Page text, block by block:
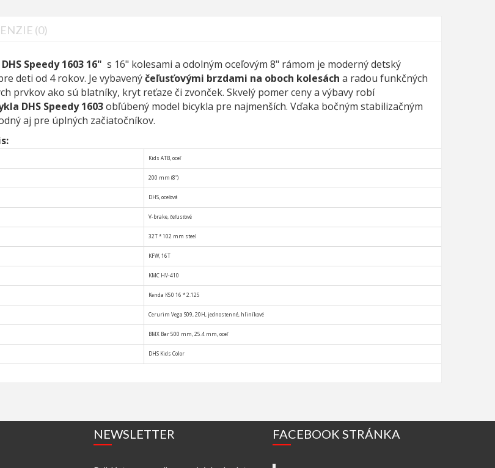
(0)
Speedy 1603 16" s 16" kolesami a odolným oceľovým 8" rámom je moderný detský
deti od 4 rokov. Je vybavenýčeľusťovými brzdami na oboch kolesách a radou funkčných
prvkov ako sú blatníky, kryt reťaze či zvonček. Skvelý pomer ceny a výbavy robí
DHS Speedy 1603obľúbený model bicykla pre najmenších. Vďaka bočným stabilizačným
aj pre úplných začiatočníkov.
Kids ATB, oceľ
200 mm (8")
DHS, oceľová
V-brake, čeľusťové
32T * 102 mm steel
KFW, 16T
KMC HV-410
Kenda K50 16 * 2.125
Cerurim Vega S09, 20H, jednostenné, hliníkové
BMX Bar 500 mm, 25.4 mm, oceľ
DHS Kids Color
NEWSLETTER FACEBOOK STRÁNKA